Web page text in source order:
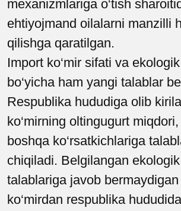
mexanizmlariga o‘tish
ehtiyojmand oilalarni manzilli
qilishga qaratilgan.
Import ko‘mir sifati va
bo‘yicha ham yangi talablar
Respublika hududiga olib
ko‘mirning oltingugurt
boshqa ko‘rsatkichlariga
chiqiladi. Belgilangan
talablariga javob
ko‘mirdan respublika